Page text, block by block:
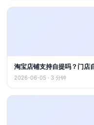
淘宝店铺支持自提吗？门店
2026-06-05 · 3 分钟